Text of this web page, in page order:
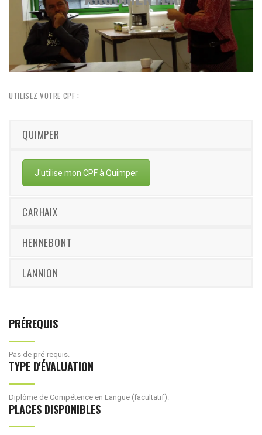
Mise en situation
Organisation de débats
UTILISEZ VOTRE CPF :
QUIMPER
J'utilise mon CPF à Quimper
CARHAIX
HENNEBONT
LANNION
PRÉREQUIS
Pas de pré-requis.
TYPE D'ÉVALUATION
Diplôme de Compétence en Langue (facultatif).
PLACES DISPONIBLES